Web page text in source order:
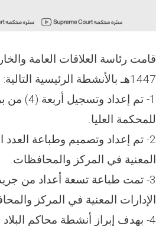
قامت رئاسة العلاقات العامة
1447هـ بالأنشطة الرئيسية التالية:
1- تم
للمحكمة العليا.
2- تم إعداد وتصميم وطباعة
المعنية في المركز والمحافظات.
الإدارات المعنية في المركز
4- بهدف إبراز أنشطة محاكم البلاد على نحو أفضل، تم إعداد ونشر (460) خبرا.